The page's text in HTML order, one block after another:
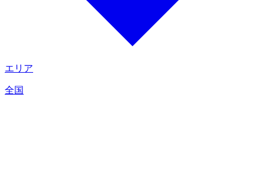
エリア
全国